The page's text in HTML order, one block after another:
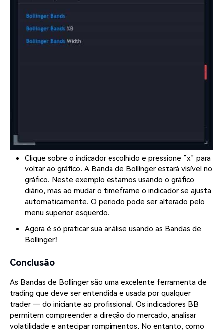
Clique sobre o indicador escolhido e pressione “x” para
voltar ao gráfico. A Banda de Bollinger estará visível no
gráfico. Neste exemplo estamos usando o gráfico
diário, mas ao mudar o timeframe o indicador se ajusta
automaticamente. O período pode ser alterado pelo
menu superior esquerdo.
Agora é só praticar sua análise usando as Bandas de
Bollinger!
Conclusão
As Bandas de Bollinger são uma excelente ferramenta de
trading que deve ser entendida e usada por qualquer
trader — do iniciante ao profissional. Os indicadores BB
permitem compreender a direção do mercado, analisar
volatilidade e antecipar rompimentos. No entanto, como